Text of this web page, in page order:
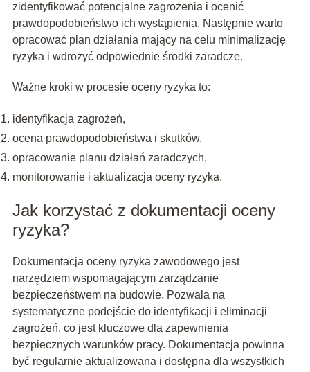
zidentyfikować potencjalne zagrożenia i ocenić
prawdopodobieństwo ich wystąpienia. Następnie warto
opracować plan działania mający na celu minimalizację
ryzyka i wdrożyć odpowiednie środki zaradcze.
Ważne kroki w procesie oceny ryzyka to:
identyfikacja zagrożeń,
ocena prawdopodobieństwa i skutków,
opracowanie planu działań zaradczych,
monitorowanie i aktualizacja oceny ryzyka.
Jak korzystać z dokumentacji oceny
ryzyka?
Dokumentacja oceny ryzyka zawodowego jest
narzędziem wspomagającym zarządzanie
bezpieczeństwem na budowie. Pozwala na
systematyczne podejście do identyfikacji i eliminacji
zagrożeń, co jest kluczowe dla zapewnienia
bezpiecznych warunków pracy. Dokumentacja powinna
być regularnie aktualizowana i dostępna dla wszystkich